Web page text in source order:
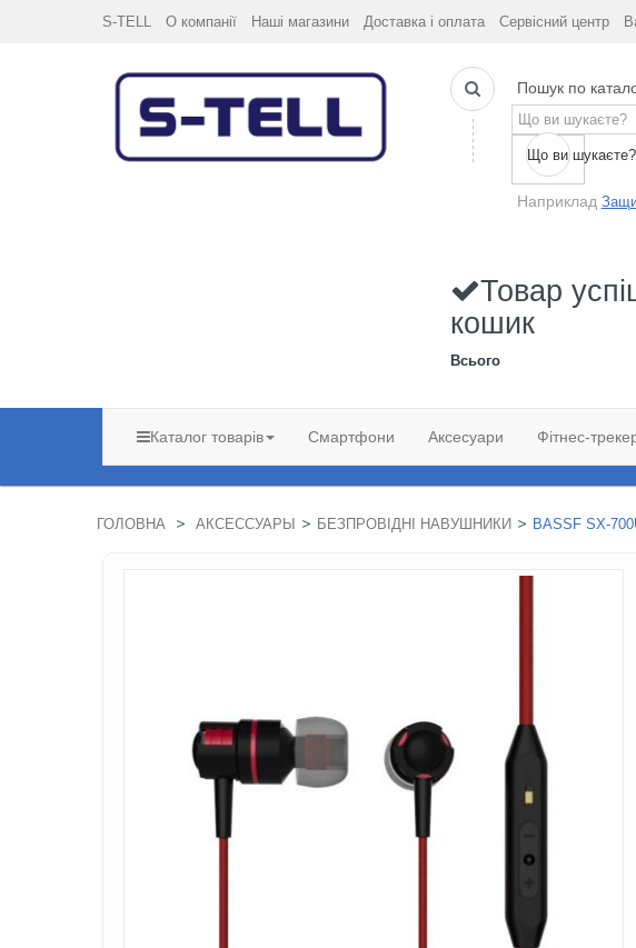
S-TELL О компанії Наші магазини Доставка і оплата Сервісний центр
Пошук по
Що ви шукаєте?
Наприклад
Товар
кошик
Всього
Каталог товарів Смартфони Аксесуари Фітнес-
ГОЛОВНА > АКСЕССУАРЫ > БЕЗПРОВІДНІ НАВУШНИКИ > BASSF SX-